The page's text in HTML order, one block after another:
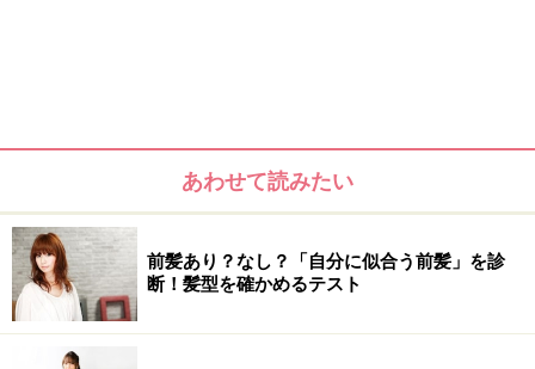
あわせて読みたい
前髪あり？なし？「自分に似合う前髪」を診
断！髪型を確かめるテスト